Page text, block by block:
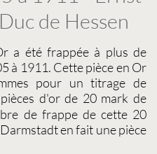
de Hessen
a été frappée à plus de
à 1911. Cettepièce en Or
pour un titrage de
pièces d'or de 20 mark de
de frappe de cette 20
en fait une pièce